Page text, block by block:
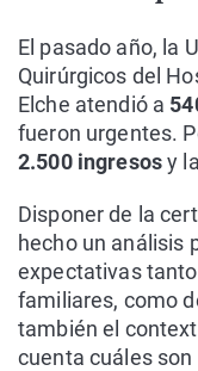
El pasado año, la
Quirúrgicos del
Elche atendió a
fueron urgentes.
2.500 ingresosy
Disponer de la
hecho un análisis
expectativas
familiares, como
también el
cuenta cuáles